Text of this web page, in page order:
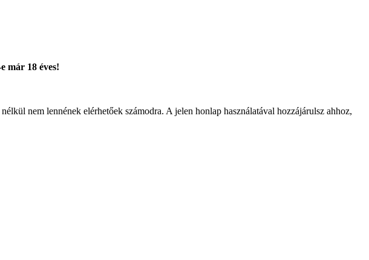
már 18 éves!
nem lennének elérhetőek számodra. A jelen honlap használatával hozzájárulsz ahhoz,